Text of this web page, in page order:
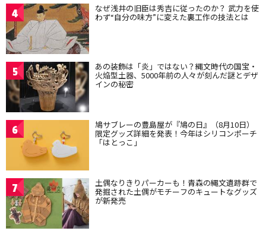
4 なぜ浅井の旧臣は秀吉に従ったのか？ 武力を使
わず“自分の味方”に変えた裏工作の技法とは
5 あの装飾は「炎」ではない？縄文時代の国宝・
火焔型土器、5000年前の人々が刻んだ謎とデザ
インの秘密
6 鳩サブレーの豊島屋が『鳩の日』（8月10日）
限定グッズ詳細を発表！今年はシリコンポーチ
「はとっこ」
7 土偶なりきりパーカーも！青森の縄文遺跡群で
発掘された土偶がモチーフのキュートなグッズ
が新発売